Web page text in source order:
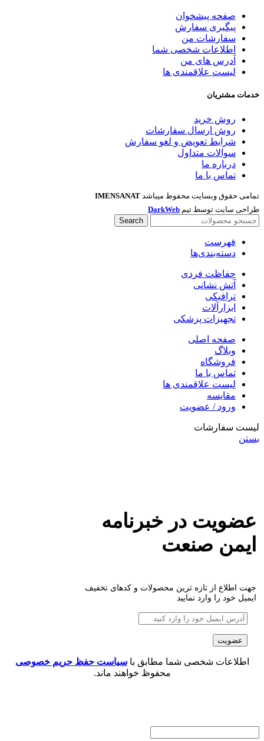
صفحه پیشخوان
پیگیری سفارش
سفارشات من
اطلاعات شخصی شما
آدرس های من
لیست علاقمندی ها
خدمات مشتریان
روش خرید
روش ارسال سفارشات
شرایط تعویض و لغو سفارش
سوالات متداول
درباره ما
تماس با ما
تمامی حقوق وبسایت محفوظ میباشد IMENSANAT
طراحی سایت توسط تیم DarkWeb
Search
فهرست
دسته‌بندی‌ها
حفاظت فردی
آتش نشانی
ترافیکی
ابزارآلات
تجهیزات پزشکی
صفحه اصلی
وبلاگ
فروشگاه
تماس با ما
لیست علاقمندی ها
مقایسه
ورود / عضویت
لیست سفارشات
بستن
عضویت در خبرنامه
ایمن صنعت
جهت اطلاع از تازه ترین محصولات و کدهای تخفیف
ایمیل خود را وارد نمایید
اطلاعات شخصی شما مطابق باسیاست حفظ حریم خصوصی
محفوظ خواهند ماند.